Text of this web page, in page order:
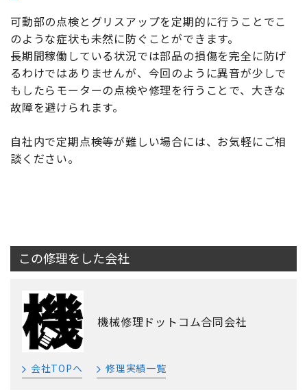
可動部の点検とグリスアップを定期的に行うことでこ
のような症状も未然に防ぐことができます。
長期間稼働している状況では部品の損傷を完全に防げ
るわけではありませんが、今回のように異音が少しで
もしたらモーターの点検や修理を行うことで、大きな
故障を避けられます。
自社内で定期点検等が難しい場合には、お気軽にご相
談ください。
この修理をした会社
機械修理ドットコム合同会社
会社TOPへ 修理実績一覧